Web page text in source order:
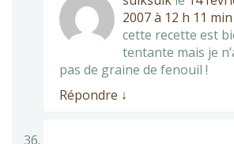
2007 à 12 h 11 min
cette recette est
tentante mais je
pas de graine de fenouil !
Répondre ↓